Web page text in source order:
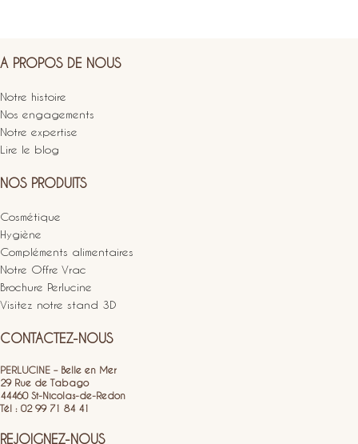
A PROPOS DE NOUS
Notre histoire
Nos engagements
Notre expertise
Lire le blog
NOS PRODUITS
Cosmétique
Hygiène
Compléments alimentaires
Notre Offre Vrac
Brochure Perlucine
Visitez notre stand 3D
CONTACTEZ-NOUS
PERLUCINE – Belle en Mer
29 Rue de Tabago
44460 St-Nicolas-de-Redon
Tél : 02 99 71 84 41
REJOIGNEZ-NOUS